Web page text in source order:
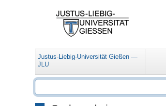
Justus-Liebig-Universität Gießen —
JLU